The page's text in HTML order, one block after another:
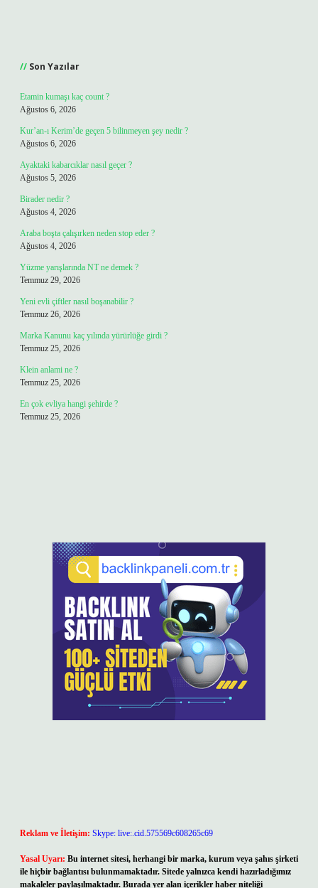
Son Yazılar
Etamin kumaşı kaç count ?
Ağustos 6, 2026
Kur’an-ı Kerim’de geçen 5 bilinmeyen şey nedir ?
Ağustos 6, 2026
Ayaktaki kabarcıklar nasıl geçer ?
Ağustos 5, 2026
Birader nedir ?
Ağustos 4, 2026
Araba boşta çalışırken neden stop eder ?
Ağustos 4, 2026
Yüzme yarışlarında NT ne demek ?
Temmuz 29, 2026
Yeni evli çiftler nasıl boşanabilir ?
Temmuz 26, 2026
Marka Kanunu kaç yılında yürürlüğe girdi ?
Temmuz 25, 2026
Klein anlami ne ?
Temmuz 25, 2026
En çok evliya hangi şehirde ?
Temmuz 25, 2026
Reklam ve İletişim: Skype: live:.cid.575569c608265c69
Yasal Uyarı: Bu internet sitesi, herhangi bir marka, kurum veya şahıs şirketi
ile hiçbir bağlantısı bulunmamaktadır. Sitede yalnızca kendi hazırladığımız
makaleler paylaşılmaktadır. Burada yer alan içerikler haber niteliği